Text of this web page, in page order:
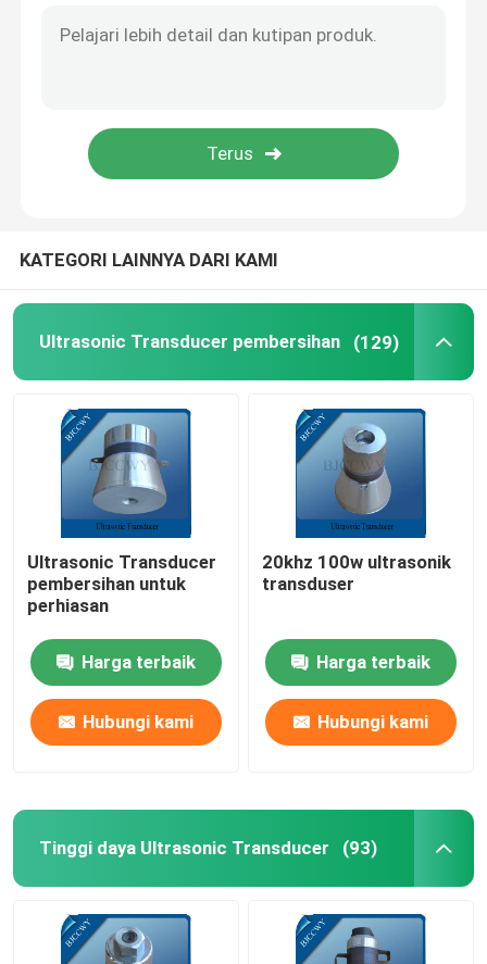
Reaktor ultrasonik
Piezoelektrik keramik Discs
Ultrasonic Beauty Transducer
Impedansi Ultrasonik
Ultrasonic Atomizing Transducer
Ultrasonic Tubular Transducer
KATEGORI LAINNYA DARI KAMI
Ultrasonic Transducer pembersihan (129)
Ultrasonic Transducer
pembersihan untuk
perhiasan
Harga terbaik
Hubungi kami
20khz 100w ultrasonik
transduser
Harga terbaik
Hubungi kami
Tinggi daya Ultrasonic Transducer (93)